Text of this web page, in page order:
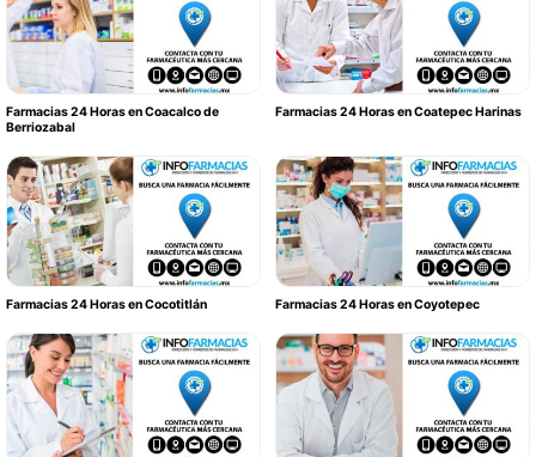
Farmacias 24 Horas en Coacalco de
Berriozabal
Farmacias 24 Horas en Coatepec Harinas
Farmacias 24 Horas en Cocotitlán Farmacias 24 Horas en Coyotepec